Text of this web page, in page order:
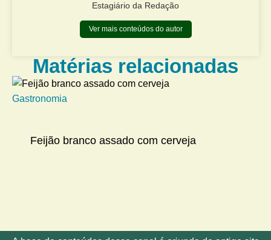
Estagiário da Redação
Ver mais conteúdos do autor
Matérias relacionadas
Gastronomia
Feijão branco assado com cerveja